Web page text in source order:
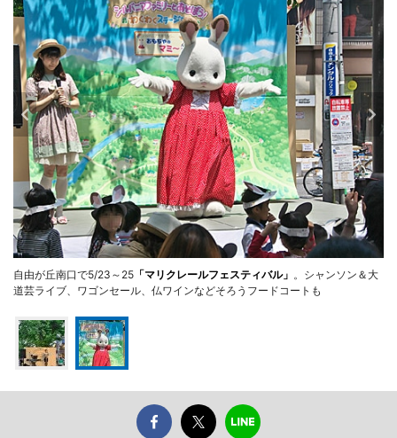
自由が丘南口で5/23～25 「マリクレールフェスティバル」 。シャンソン＆大
道芸ライブ、ワゴンセール、仏ワインなどそろうフードコートも